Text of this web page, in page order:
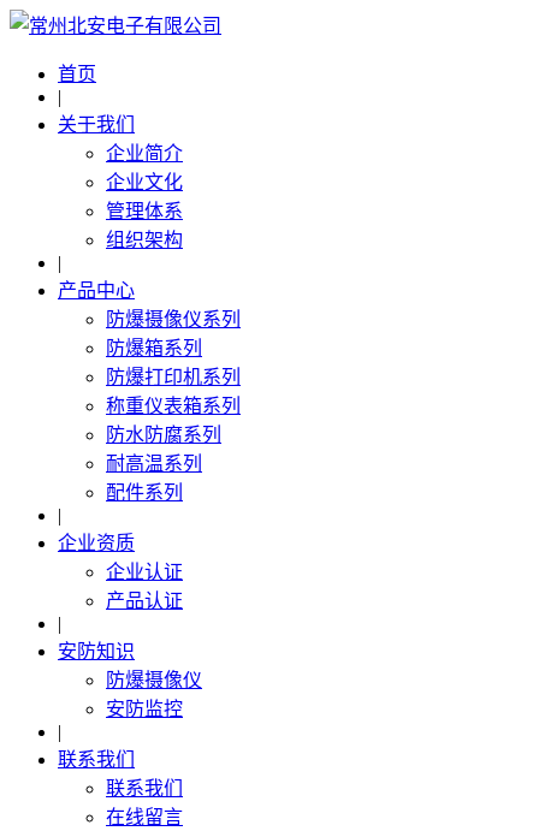
首页
|
关于我们
企业简介
企业文化
管理体系
组织架构
|
产品中心
防爆摄像仪系列
防爆箱系列
防爆打印机系列
称重仪表箱系列
防水防腐系列
耐高温系列
配件系列
|
企业资质
企业认证
产品认证
|
安防知识
防爆摄像仪
安防监控
|
联系我们
联系我们
在线留言